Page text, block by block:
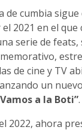
de cumbia
2021 en el que
serie de feats,
de cine y TV
un
a la Boti”.
2022, ahora